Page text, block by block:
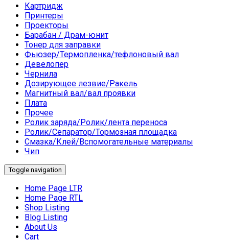
Картридж
Принтеры
Проекторы
Барабан / Драм-юнит
Тонер для заправки
Фьюзер/Термопленка/тефлоновый вал
Девелопер
Чернила
Дозирующее лезвие/Ракель
Магнитный вал/вал проявки
Плата
Прочее
Ролик заряда/Ролик/лента переноса
Ролик/Сепаратор/Тормозная площадка
Смазка/Клей/Вспомогательные материалы
Чип
Toggle navigation
Home Page LTR
Home Page RTL
Shop Listing
Blog Listing
About Us
Cart